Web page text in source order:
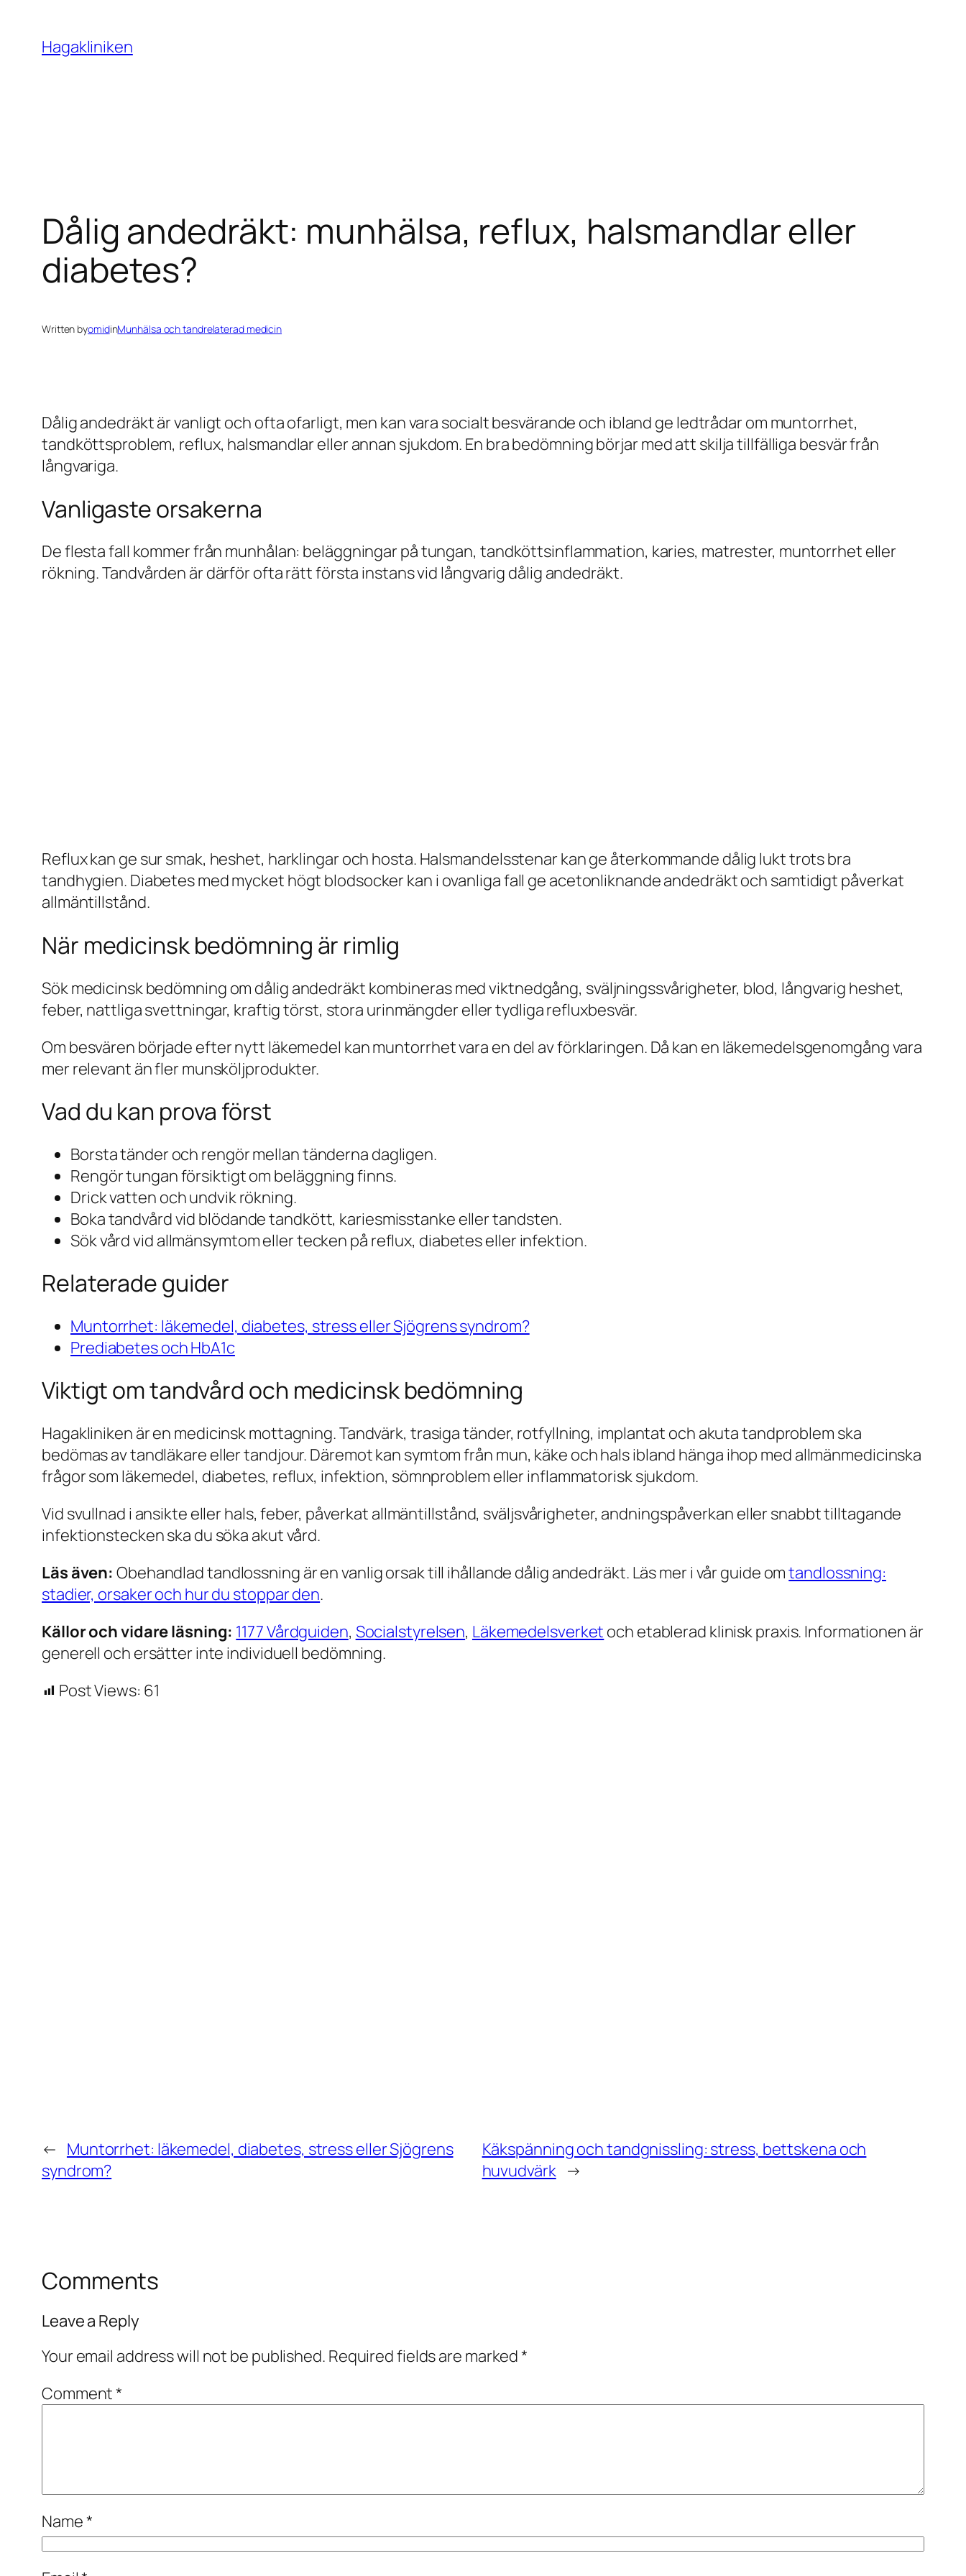
content
Hagakliniken
Dålig andedräkt: munhälsa, reflux, halsmandlar eller
diabetes?
Written byomidinMunhälsa och tandrelaterad medicin
Dålig andedräkt är vanligt och ofta ofarligt, men kan vara socialt besvärande och ibland ge ledtrådar om muntorrhet,
tandköttsproblem, reflux, halsmandlar eller annan sjukdom. En bra bedömning börjar med att skilja tillfälliga besvär från
långvariga.
Vanligaste orsakerna
De flesta fall kommer från munhålan: beläggningar på tungan, tandköttsinflammation, karies, matrester, muntorrhet eller
rökning. Tandvården är därför ofta rätt första instans vid långvarig dålig andedräkt.
Reflux kan ge sur smak, heshet, harklingar och hosta. Halsmandelsstenar kan ge återkommande dålig lukt trots bra
tandhygien. Diabetes med mycket högt blodsocker kan i ovanliga fall ge acetonliknande andedräkt och samtidigt påverkat
allmäntillstånd.
När medicinsk bedömning är rimlig
Sök medicinsk bedömning om dålig andedräkt kombineras med viktnedgång, sväljningssvårigheter, blod, långvarig heshet,
feber, nattliga svettningar, kraftig törst, stora urinmängder eller tydliga refluxbesvär.
Om besvären började efter nytt läkemedel kan muntorrhet vara en del av förklaringen. Då kan en läkemedelsgenomgång vara
mer relevant än fler munsköljprodukter.
Vad du kan prova först
Borsta tänder och rengör mellan tänderna dagligen.
Rengör tungan försiktigt om beläggning finns.
Drick vatten och undvik rökning.
Boka tandvård vid blödande tandkött, kariesmisstanke eller tandsten.
Sök vård vid allmänsymtom eller tecken på reflux, diabetes eller infektion.
Relaterade guider
Muntorrhet: läkemedel, diabetes, stress eller Sjögrens syndrom?
Prediabetes och HbA1c
Viktigt om tandvård och medicinsk bedömning
Hagakliniken är en medicinsk mottagning. Tandvärk, trasiga tänder, rotfyllning, implantat och akuta tandproblem ska
bedömas av tandläkare eller tandjour. Däremot kan symtom från mun, käke och hals ibland hänga ihop med allmänmedicinska
frågor som läkemedel, diabetes, reflux, infektion, sömnproblem eller inflammatorisk sjukdom.
Vid svullnad i ansikte eller hals, feber, påverkat allmäntillstånd, sväljsvårigheter, andningspåverkan eller snabbt tilltagande
infektionstecken ska du söka akut vård.
Läs även: Obehandlad tandlossning är en vanlig orsak till ihållande dålig andedräkt. Läs mer i vår guide omtandlossning:
stadier, orsaker och hur du stoppar den.
Källor och vidare läsning: 1177 Vårdguiden, Socialstyrelsen, Läkemedelsverket och etablerad klinisk praxis. Informationen är
generell och ersätter inte individuell bedömning.
Post Views: 61
← Muntorrhet: läkemedel, diabetes, stress eller Sjögrens
syndrom?
Käkspänning och tandgnissling: stress, bettskena och
huvudvärk →
Comments
Leave a Reply
Your email address will not be published. Required fields are marked*
Comment*
Name*